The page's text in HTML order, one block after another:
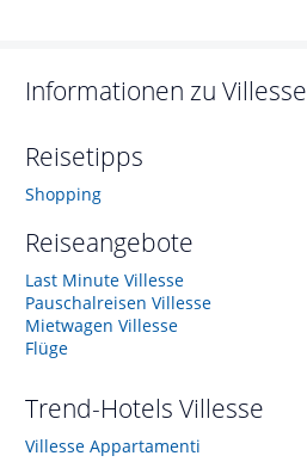
Informationen zu Villesse
Reisetipps
Shopping
Reiseangebote
Last Minute Villesse
Pauschalreisen Villesse
Mietwagen Villesse
Flüge
Trend-Hotels Villesse
Villesse Appartamenti